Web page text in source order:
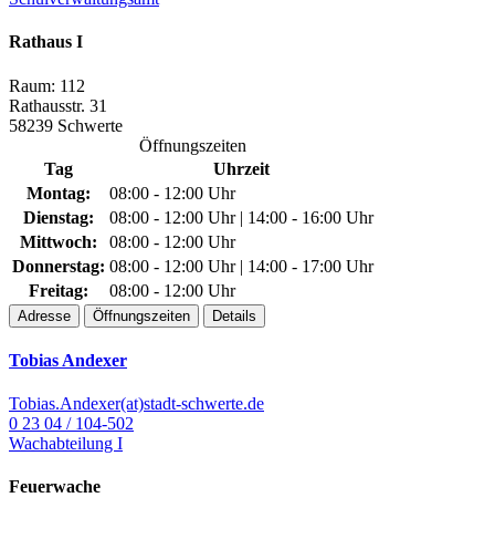
Rathaus I
Raum: 112
Rathausstr. 31
58239 Schwerte
Öffnungszeiten
Tag
Uhrzeit
Montag:
08:00 - 12:00 Uhr
Dienstag:
08:00 - 12:00 Uhr | 14:00 - 16:00 Uhr
Mittwoch:
08:00 - 12:00 Uhr
Donnerstag: 08:00 - 12:00 Uhr | 14:00 - 17:00 Uhr
Freitag:
08:00 - 12:00 Uhr
Adresse Öffnungszeiten Details
Tobias Andexer
Tobias.Andexer(at)stadt-schwerte.de
0 23 04 / 104-502
Wachabteilung I
Feuerwache